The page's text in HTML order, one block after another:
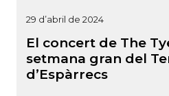
29 d’abril de 2024
El concert de The
setmana gran del
d’Espàrrecs